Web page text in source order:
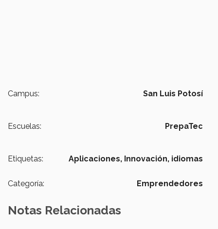
Campus: San Luis Potosí
Escuelas: PrepaTec
Etiquetas: Aplicaciones, Innovación, idiomas
Categoría: Emprendedores
Notas Relacionadas